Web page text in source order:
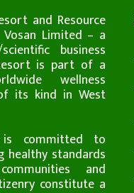
and Resource
Limited – a
business
is part of a
wellness
its kind in West
is committed to
healthy standards
and
constitute a